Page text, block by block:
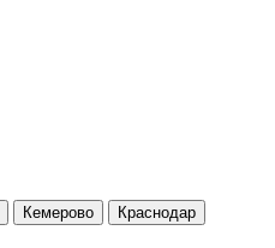
Кемерово
Краснодар